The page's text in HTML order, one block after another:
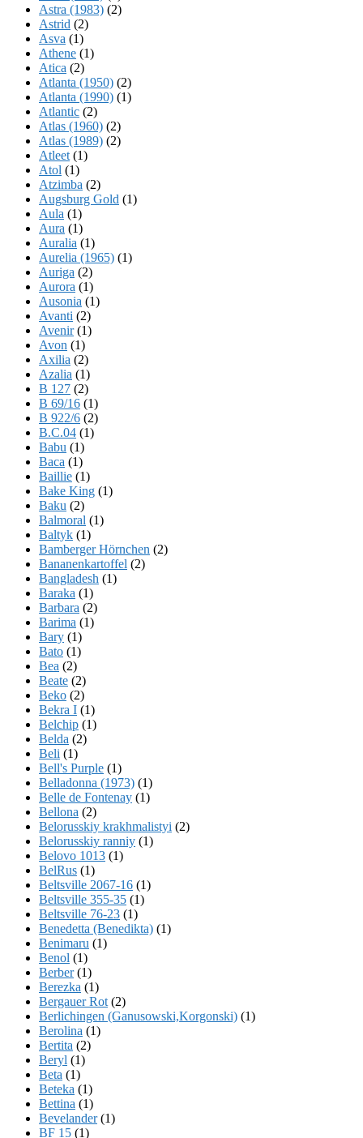
Astra (1983) (2)
Astrid (2)
Asva (1)
Athene (1)
Atica (2)
Atlanta (1950) (2)
Atlanta (1990) (1)
Atlantic (2)
Atlas (1960) (2)
Atlas (1989) (2)
Atleet (1)
Atol (1)
Atzimba (2)
Augsburg Gold (1)
Aula (1)
Aura (1)
Auralia (1)
Aurelia (1965) (1)
Auriga (2)
Aurora (1)
Ausonia (1)
Avanti (2)
Avenir(1)
Avon (1)
Axilia (2)
Azalia (1)
B 127 (2)
B 69/16 (1)
B 922/6 (2)
B.C.04 (1)
Babu (1)
Baca (1)
Baillie (1)
Bake King (1)
Baku (2)
Balmoral (1)
Baltyk (1)
Bamberger Hörnchen (2)
Bananenkartoffel (2)
Bangladesh (1)
Baraka (1)
Barbara (2)
Barima (1)
Bary (1)
Bato (1)
Bea (2)
Beate (2)
Beko (2)
Bekra I (1)
Belchip (1)
Belda (2)
Beli (1)
Bell's Purple (1)
Belladonna (1973) (1)
Belle de Fontenay (1)
Bellona (2)
Belorusskiy krakhmalistyi (2)
Belorusskiy ranniy (1)
Belovo 1013 (1)
BelRus (1)
Beltsville 2067-16 (1)
Beltsville 355-35 (1)
Beltsville 76-23 (1)
Benedetta (Benedikta) (1)
Benimaru (1)
Benol (1)
Berber(1)
Berezka (1)
Bergauer Rot (2)
Berlichingen (Ganusowski,Korgonski) (1)
Berolina (1)
Bertita (2)
Beryl (1)
Beta (1)
Beteka (1)
Bettina (1)
Bevelander(1)
BF 15 (1)